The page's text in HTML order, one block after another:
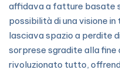
affidava a fatture basate
possibilità di una visione
lasciava spazio a perdite
sorprese sgradite alla fine
rivoluzionato tutto,